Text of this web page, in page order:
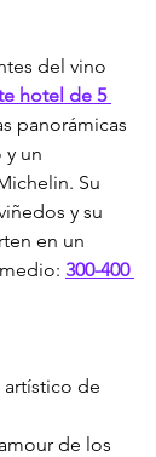
del vino
hotel de 5
panorámicas
un
Su
y su
en un
300-400
artístico de
de los